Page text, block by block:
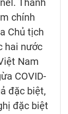
Thành
chính
Chủ tịch
hai nước
Nam
COVID-
đặc biệt,
đặc biệt